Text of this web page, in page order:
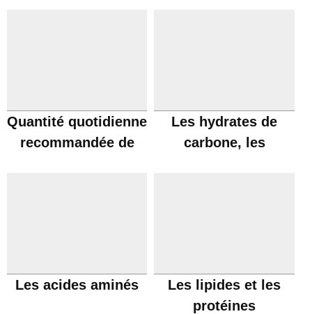
Quantité quotidienne
recommandée de
Les hydrates de
carbone, les
Les acides aminés
Les lipides et les
protéines